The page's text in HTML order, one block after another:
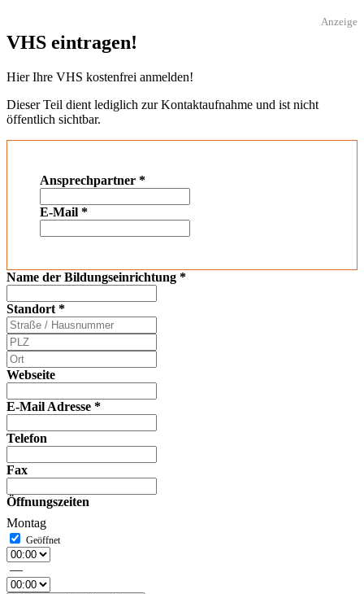
Anzeige
VHS eintragen!
Hier Ihre VHS kostenfrei anmelden!
Dieser Teil dient lediglich zur Kontaktaufnahme und ist nicht
öffentlich sichtbar.
Ansprechpartner *
E-Mail *
Name der Bildungseinrichtung *
Standort *
Webseite
E-Mail Adresse *
Telefon
Fax
Öffnungszeiten
Montag
—